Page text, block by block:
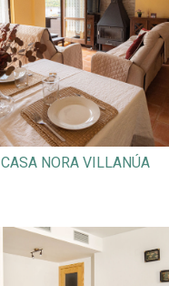
CASA NORA VILLANÚA